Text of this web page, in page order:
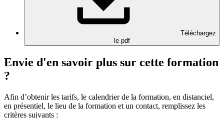
Téléchargez
le pdf
Envie d'en savoir plus sur cette formation
?
Afin d’obtenir les tarifs, le calendrier de la formation, en distanciel,
en présentiel, le lieu de la formation et un contact, remplissez les
critères suivants :